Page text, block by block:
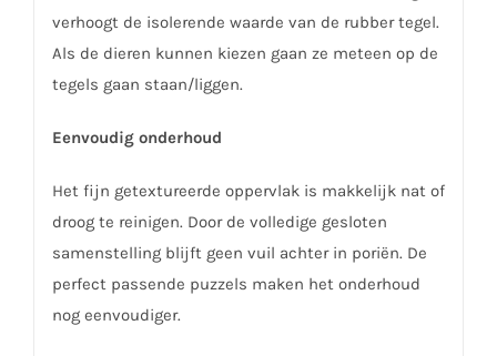
verhoogt de isolerende waarde van de rubber tegel.
Als de dieren kunnen kiezen gaan ze meteen op de
tegels gaan staan/liggen.
Eenvoudig onderhoud
Het fijn getextureerde oppervlak is makkelijk nat of
droog te reinigen. Door de volledige gesloten
samenstelling blijft geen vuil achter in poriën. De
perfect passende puzzels maken het onderhoud
nog eenvoudiger.